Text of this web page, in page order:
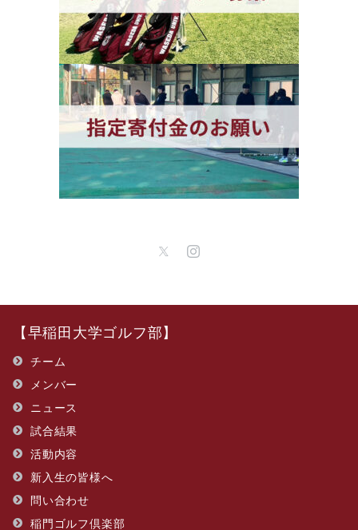
【早稲田大学ゴルフ部】
チーム
メンバー
ニュース
試合結果
活動内容
新入生の皆様へ
問い合わせ
​稲門ゴルフ倶楽部